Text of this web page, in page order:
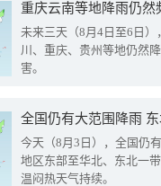
重庆云南等地降雨仍然
未来三天（8月4日至6日
川、重庆、贵州等地仍然
害。
全国仍有大范围降雨
今天（8月3日），全国仍
地区东部至华北、东北一
温闷热天气持续。